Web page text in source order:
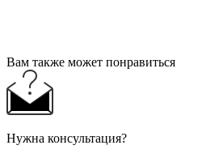
Вам также может понравиться
Нужна консультация?